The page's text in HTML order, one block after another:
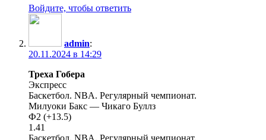
Войдите, чтобы ответить
admin:
20.11.2024 в 14:29
Треха Гобера
Экспресс
Баскетбол. NBA. Регулярный чемпионат.
Милуоки Бакс — Чикаго Буллз
Ф2 (+13.5)
1.41
Баскетбол. NBA. Регулярный чемпионат.